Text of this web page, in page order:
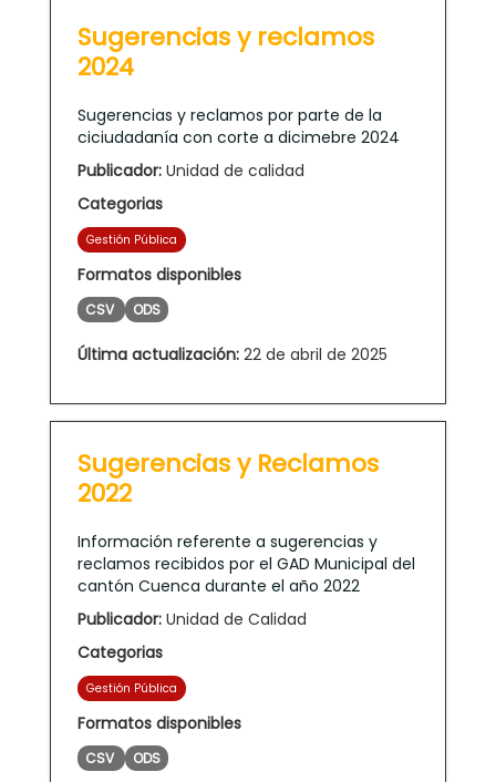
Sugerencias y reclamos
2024
Sugerencias y reclamos por parte de la
ciciudadanía con corte a dicimebre 2024
Publicador: Unidad de calidad
Categorias
Gestión Pública
Formatos disponibles
CSV ODS
Última actualización: 22 de abril de 2025
Sugerencias y Reclamos
2022
Información referente a sugerencias y
reclamos recibidos por el GAD Municipal del
cantón Cuenca durante el año 2022
Publicador: Unidad de Calidad
Categorias
Gestión Pública
Formatos disponibles
CSV ODS